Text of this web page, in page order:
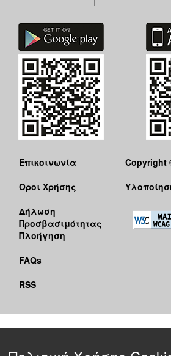
Επικοινωνία
Όροι Χρήσης
Δήλωση
Προσβασιμότητας
Πλοήγηση
FAQs
RSS
Copyright